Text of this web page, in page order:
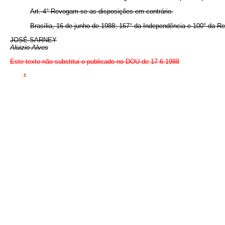
Art. 4° Revogam-se as disposições em contrário.
Brasília, 16 de junho de 1988; 167° da Independência e 100° da
JOSÉ SARNEY
Aluizio Alves
Este texto não substitui o publicado no DOU de 17.6.1988
*